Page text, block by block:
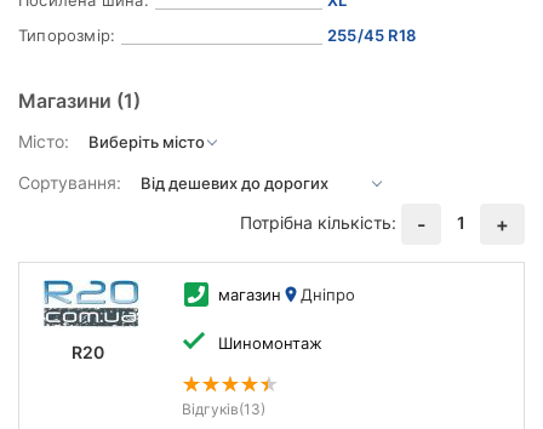
Типорозмір:
255/45 R18
Магазини (1)
Місто:
Сортування:
Потрібна кількість:
- 1 +
R20
магазин Дніпро
Шиномонтаж
Відгуків(13)